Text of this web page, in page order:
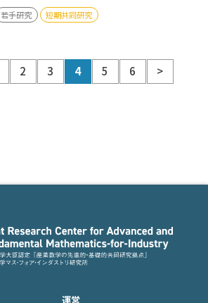
若手研究 短期共同研究
2 3 4 5 6
>
運営